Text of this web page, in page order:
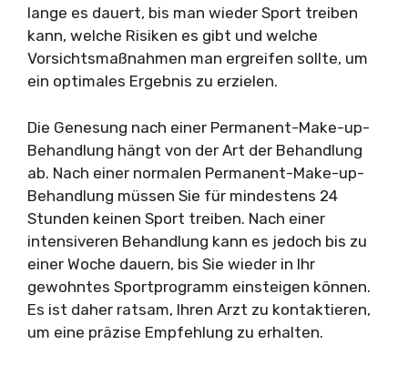
lange es dauert, bis man wieder Sport treiben
kann, welche Risiken es gibt und welche
Vorsichtsmaßnahmen man ergreifen sollte, um
ein optimales Ergebnis zu erzielen.
Die Genesung nach einer Permanent-Make-up-
Behandlung hängt von der Art der Behandlung
ab. Nach einer normalen Permanent-Make-up-
Behandlung müssen Sie für mindestens 24
Stunden keinen Sport treiben. Nach einer
intensiveren Behandlung kann es jedoch bis zu
einer Woche dauern, bis Sie wieder in Ihr
gewohntes Sportprogramm einsteigen können.
Es ist daher ratsam, Ihren Arzt zu kontaktieren,
um eine präzise Empfehlung zu erhalten.